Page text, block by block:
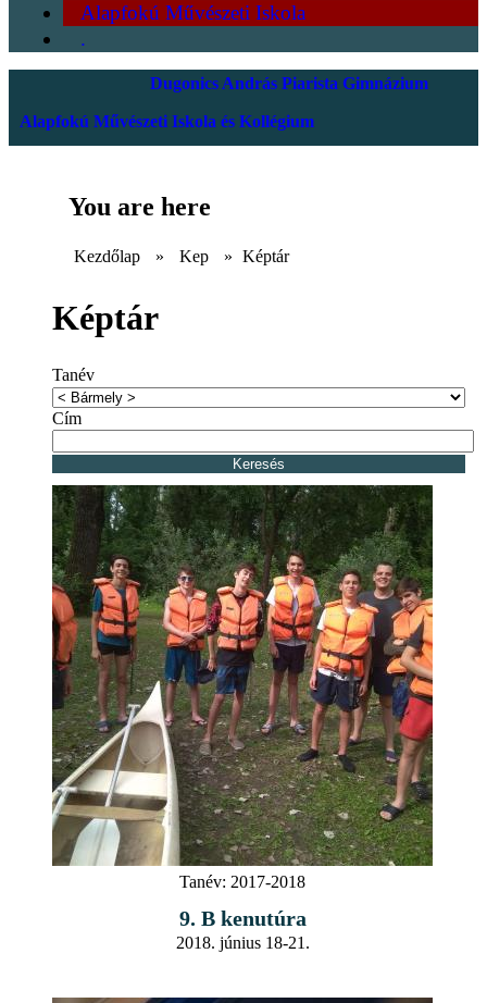
Alapfokú Művészeti Iskola
.
Dugonics András Piarista Gimnázium
Alapfokú Művészeti Iskola és Kollégium
You are here
Kezdőlap » Kep » Képtár
Képtár
Tanév
Cím
Tanév: 2017-2018
9. B kenutúra
2018. június 18-21.